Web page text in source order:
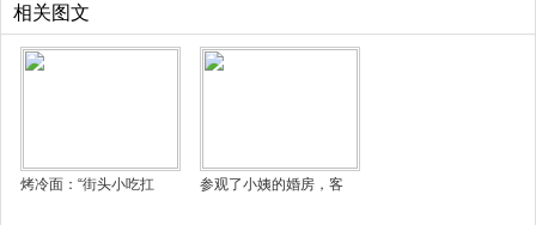
相关图文
烤冷面：“街头小吃扛 参观了小姨的婚房，客